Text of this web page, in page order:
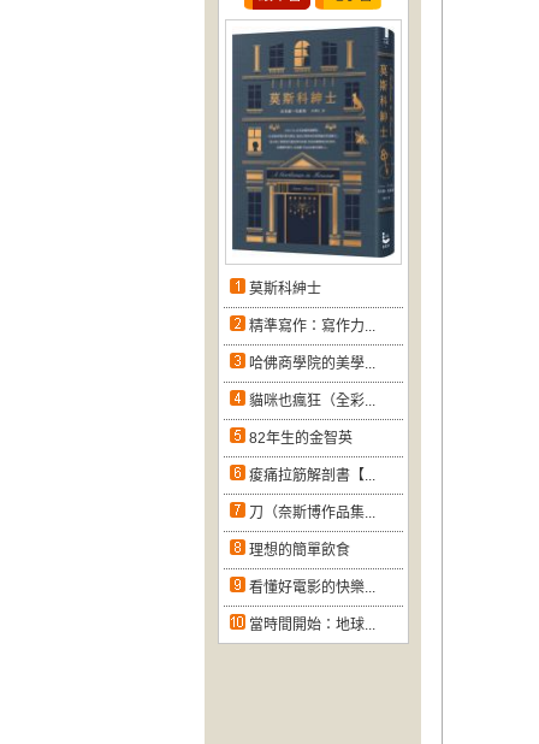
莫斯科紳士
精準寫作：寫作力...
哈佛商學院的美學...
貓咪也瘋狂（全彩...
82年生的金智英
痠痛拉筋解剖書【...
刀（奈斯博作品集...
理想的簡單飲食
看懂好電影的快樂...
當時間開始：地球...